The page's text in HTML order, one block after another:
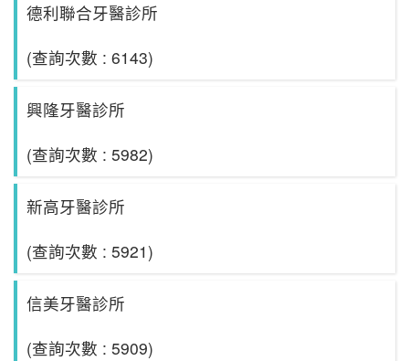
德利聯合牙醫診所
(查詢次數 : 6143)
興隆牙醫診所
(查詢次數 : 5982)
新高牙醫診所
(查詢次數 : 5921)
信美牙醫診所
(查詢次數 : 5909)